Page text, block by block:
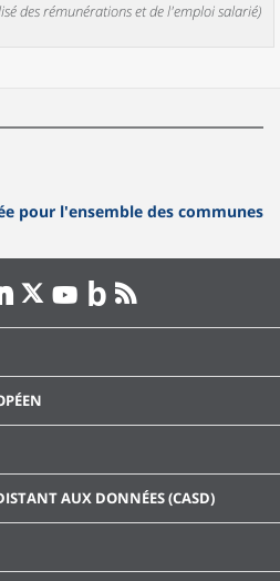
des rémunérations et de l'emploi salarié)
pour l'ensemble des communes
AUX DONNÉES (CASD)